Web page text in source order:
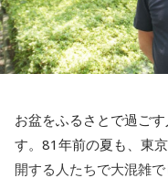
新宿駅10時10分発「
人をはじめ、買い出し
駅を正午過ぎ、およそ1
ありましたが、ちょう
お盆をふるさとで過ご
す。81年前の夏も、東
開する人たちで大混雑